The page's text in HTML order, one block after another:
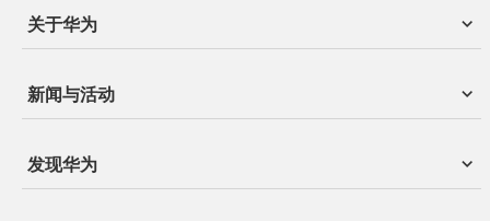
关于华为
新闻与活动
发现华为